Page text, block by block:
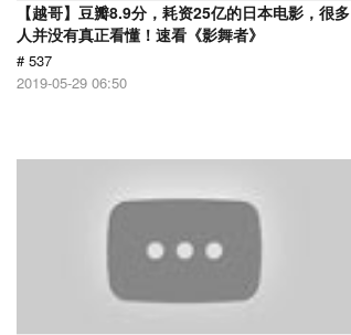
【越哥】豆瓣8.9分，耗资25亿的日本电影，很多
人并没有真正看懂！速看《影舞者》
# 537
2019-05-29 06:50